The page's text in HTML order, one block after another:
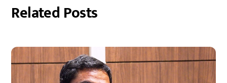
Related Posts